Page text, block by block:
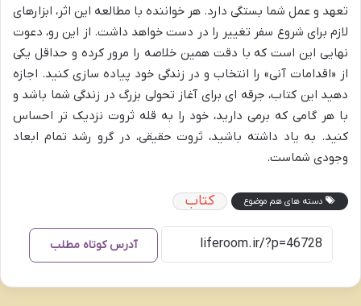
تعهد و عمل شما بستگی دارد. هر خواننده با مطالعه این اثر، ابزارهای
لازم برای شروع سفر تغییر را در دست خواهد داشت. از این رو، دعوت
نهایی این است که با دقت همین خلاصه را مرور کرده و حداقل یکی
از «اقدامات آنی» را انتخاب و در زندگی خود پیاده سازی کنید. اجازه
دهید این کتاب، جرقه ای برای آغاز تحولی بزرگ در زندگی شما باشد و
با هر گامی که برمی دارید، خود را به قله ثروت نزدیک تر احساس
کنید. به یاد داشته باشید، ثروت حقیقی، در گرو رشد تمام ابعاد
وجودی شماست.
دسته های هم موضوع کتاب
آدرس کوتاه مطلب